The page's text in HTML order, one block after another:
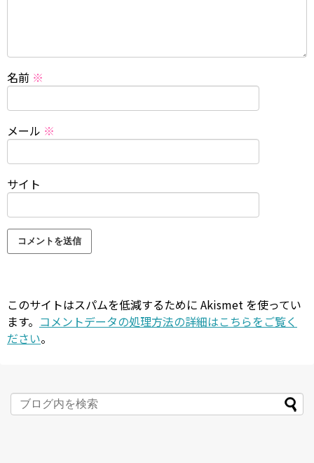
名前 ※
メール ※
サイト
このサイトはスパムを低減するために Akismet を使ってい
ます。 コメントデータの処理方法の詳細はこちらをご覧く
ださい。